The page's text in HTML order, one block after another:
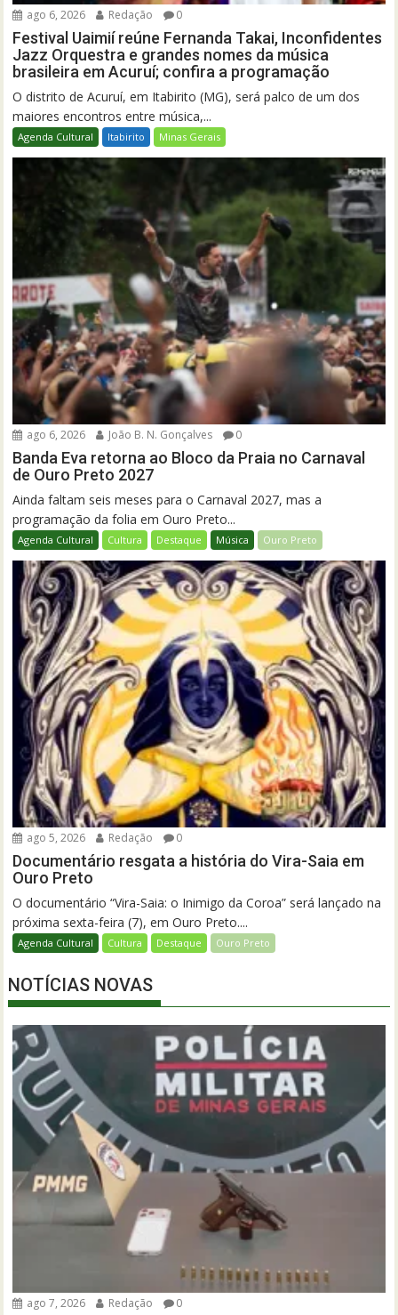
ago 6, 2026 Redação 0
Festival Uaimií reúne Fernanda Takai, Inconfidentes
Jazz Orquestra e grandes nomes da música
brasileira em Acuruí; confira a programação
O distrito de Acuruí, em Itabirito (MG), será palco de um dos
maiores encontros entre música,...
Agenda Cultural Itabirito Minas Gerais
ago 6, 2026 João B. N. Gonçalves 0
Banda Eva retorna ao Bloco da Praia no Carnaval
de Ouro Preto 2027
Ainda faltam seis meses para o Carnaval 2027, mas a
programação da folia em Ouro Preto...
Agenda Cultural Cultura Destaque Música Ouro Preto
ago 5, 2026 Redação 0
Documentário resgata a história do Vira-Saia em
Ouro Preto
O documentário “Vira-Saia: o Inimigo da Coroa” será lançado na
próxima sexta-feira (7), em Ouro Preto....
Agenda Cultural Cultura Destaque Ouro Preto
NOTÍCIAS NOVAS
ago 7, 2026 Redação 0